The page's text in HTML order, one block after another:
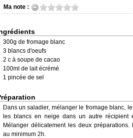
Ma note :
300g de fromage blanc
3 blancs d'oeufs
2 c à soupe de cacao
100ml de lait écrémé
1 pincée de sel
Dans un saladier, mélanger le fromage blanc,
les blancs en neige dans un autre récipient
Mélanger délicatement les deux
au minimum 2h.